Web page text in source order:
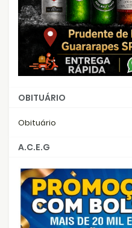
OBITUÁRIO
Obituário
A.C.E.G